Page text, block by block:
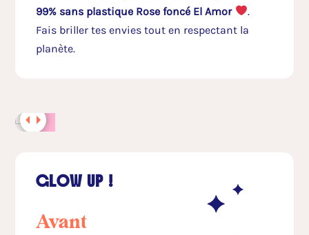
99% sans plastique Rose foncé El Amor
.
Fais briller tes envies tout en respectant la
planète.
GLOW UP !
Avant